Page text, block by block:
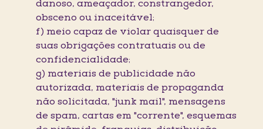
danoso, ameaçador, constrangedor,
obsceno ou inaceitável;
f) meio capaz de violar quaisquer de
suas obrigações contratuais ou de
confidencialidade;
g) materiais de publicidade não
autorizada, materiais de propaganda
não solicitada, "junk mail", mensagens
de spam, cartas em "corrente", esquemas